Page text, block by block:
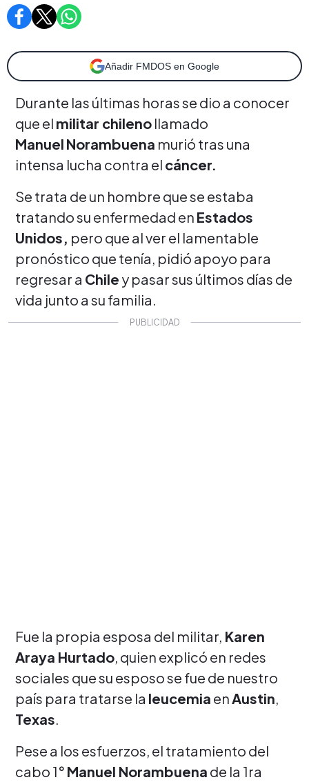
Añadir FMDOS en Google
Durante las últimas horas se dio a conocer
que el militar chileno llamado
Manuel Norambuena murió tras una
intensa lucha contra el cáncer.
Se trata de un hombre que se estaba
tratando su enfermedad en Estados
Unidos, pero que al ver el lamentable
pronóstico que tenía, pidió apoyo para
regresar a Chile y pasar sus últimos días de
vida junto a su familia.
Fue la propia esposa del militar, Karen
Araya Hurtado, quien explicó en redes
sociales que su esposo se fue de nuestro
país para tratarse la leucemia en Austin,
Texas.
Pese a los esfuerzos, el tratamiento del
cabo 1° Manuel Norambuena de la 1ra